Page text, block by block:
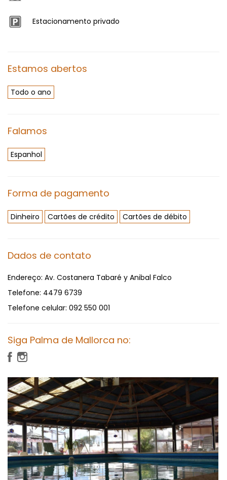
Estacionamento privado
Estamos abertos
Todo o ano
Falamos
Espanhol
Forma de pagamento
Dinheiro Cartões de crédito Cartões de débito
Dados de contato
Endereço: Av. Costanera Tabaré y Anibal Falco
Telefone: 4479 6739
Telefone celular: 092 550 001
Siga Palma de Mallorca no: